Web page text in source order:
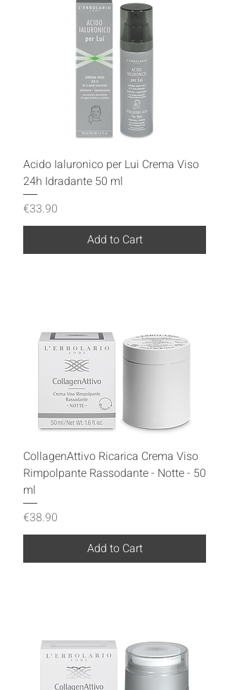
Acido Ialuronico per Lui Crema Viso
24h Idradante 50 ml
Price
€33.90
Add to Cart
CollagenAttivo Ricarica Crema Viso
Rimpolpante Rassodante - Notte - 50
ml
Price
€38.90
Add to Cart